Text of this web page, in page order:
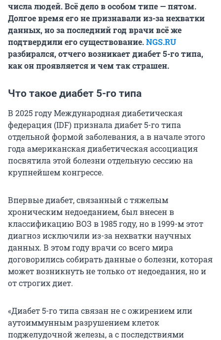
числа людей. Всё дело в особом типе — пятом.
Долгое время его не признавали из-за нехватки
данных, но за последний год врачи всё же
подтвердили его существование.NGS.RU
разбирался, отчего возникает диабет 5-го типа,
как он проявляется и чем так страшен.
Что такое диабет 5-го типа
В 2025 году Международная диабетическая
федерация (IDF) признала диабет 5-го типа
отдельной формой заболевания, а в начале этого
года американская диабетическая ассоциация
посвятила этой болезни отдельную сессию на
крупнейшем конгрессе.
Впервые диабет, связанный с тяжелым
хроническим недоеданием, был внесен в
классификацию ВОЗ в 1985 году, но в 1999-м этот
диагноз исключили из-за нехватки научных
данных. В этом году врачи со всего мира
договорились собирать данные о болезни, которая
может возникнуть не только от недоедания, но и
от строгих диет.
«Диабет 5-го типа связан не с ожирением или
аутоиммунным разрушением клеток
поджелудочной железы, а с последствиями